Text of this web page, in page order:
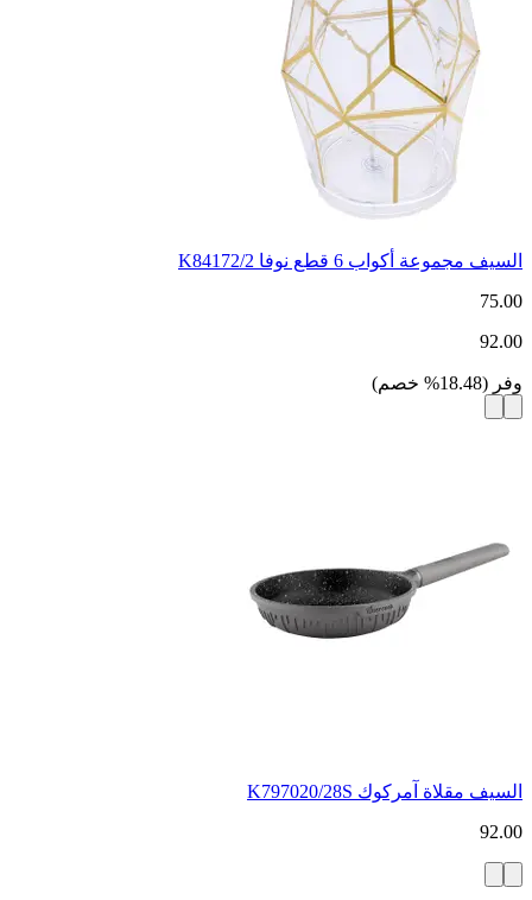
السيف مجموعة أكواب 6 قطع نوفا K84172/2
75.00
92.00
وفر (
18.48
% خصم)
السيف مقلاة آمركوك K797020/28S
92.00